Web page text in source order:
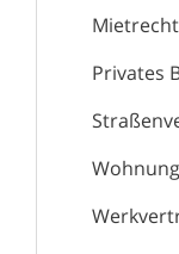
Mietrecht
Privates